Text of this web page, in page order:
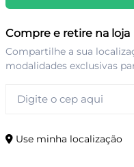
Compre e retire na loja
Compartilhe a sua
modalidades exclusivas
Use minha localização